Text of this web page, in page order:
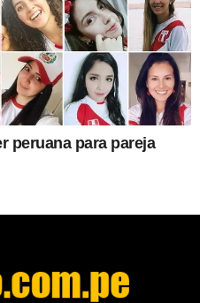
peruana para pareja